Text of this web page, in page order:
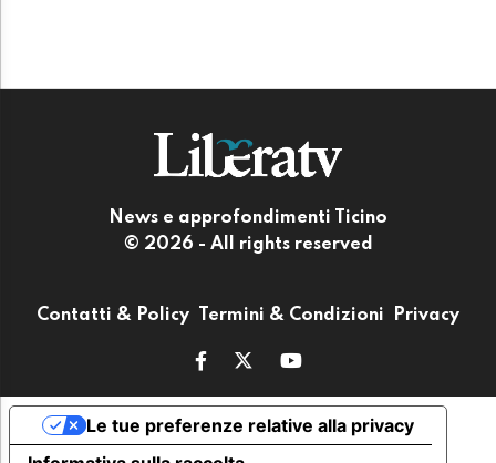
News e approfondimenti Ticino
© 2026 - All rights reserved
Contatti & Policy Termini & Condizioni Privacy
Le tue preferenze relative alla privacy